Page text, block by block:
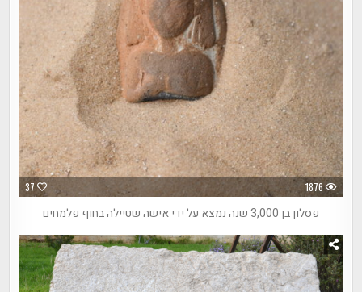
37 1876
פסלון בן 3,000 שנה נמצא על ידי אישה שטיילה בחוף פלמחים